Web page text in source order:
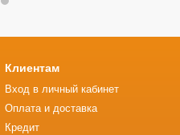
Клиентам
Вход в личный кабинет
Оплата и доставка
Кредит